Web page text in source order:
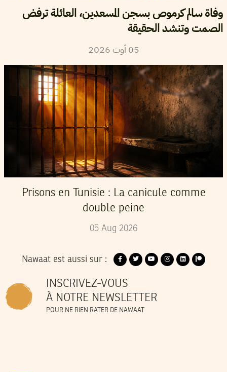
وفاة سالم كرموص بسجن المسعدين، العائلة ترفض
الصمت وتنشد الحقيقة
05 أوت2026
Prisons en Tunisie : La canicule comme
double peine
05 Aug 2026
Nawaat est aussi sur :
INSCRIVEZ-VOUS
À NOTRE NEWSLETTER
POUR NE RIEN RATER DE NAWAAT